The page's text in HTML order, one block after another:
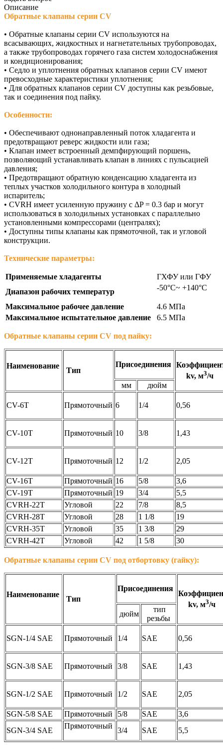
Описание
Обратные клапаны серии CV
• Обратные клапаны серии CV используются на
всасывающих, жидкостных и нагнетательных трубопроводах,
а также трубопроводах горячего газа систем холодоснабжения
и кондиционирования;
• Седло и уплотнения обратных клапанов серии CV имеют
превосходные характеристики уплотнения;
• Для обратных клапанов серии CV доступны как резьбовые,
так и соединения под пайку.
Особенности:
• Обеспечивают однонаправленный поток хладагента и
предотвращают реверс жидкости или газа;
• Клапан имеет встроенный демпфирующий поршень,
позволяющий устанавливать клапан в линиях с пульсацией
давления;
• Предотвращают обратную конденсацию хладагента из
теплых участков холодильного контура в холодный
испаритель;
• CVRH имеет усиленную пружину с ΔP = 0.3 бар и могут
использоваться в холодильных установках с параллельно
установленными компрессорами (централях);
• Доступны типы клапаны как прямоточной, так и угловой
конструкции.
Технические параметры:
Применяемые хладагенты
ГХФУ или ГФУ
Диапазон рабочих температур
-50°C~ +140°C
Максимальное рабочее давление
4.6 МПа
Максимальное испытательное давление
6.5 МПа
Обратные клапаны серии CV под пайку:
Наименование
Тип
Присоединения
kv, м3/ч
мм
дюйм
CV-6T Прямоточный 6 1/4 0,56
CV-10T Прямоточный 10 3/8 1,43
CV-12T Прямоточный 12 1/2 2,05
CV-16T Прямоточный 16 5/8
3,6
CV-19T
Прямоточный 19 3/4
5,5
CVRH-22T
Угловой 22 7/8
8,5
CVRH-28T
Угловой 28 1 1/8
19
CVRH-35T
Угловой 35 1 3/8
29
CVRH-42T
Угловой 42 1 5/8 30
Обратные клапаны серии CV под отбортовку (гайку):
Наименование
Тип
Присоединения
kv, м3/ч
дюйм
тип
резьбы
SGN-1/4 SAE Прямоточный 1/4 SAE 0,56
SGN-3/8 SAE Прямоточный 3/8 SAE 1,43
SGN-1/2 SAE Прямоточный 1/2 SAE 2,05
SGN-5/8 SAE Прямоточный 5/8 SAE
3,6
SGN-3/4 SAE
Прямоточный
3/4 SAE 5,5